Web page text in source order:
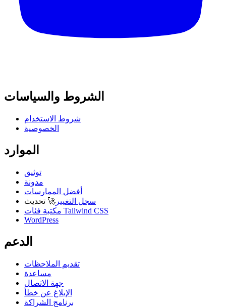
الشروط والسياسات
شروط الاستخدام
الخصوصية
الموارد
توثيق
مدونة
أفضل الممارسات
سجل التغيير 🚀 تحديث
مكتبة فئات Tailwind CSS
WordPress
الدعم
تقديم الملاحظات
مساعدة
جهة الاتصال
الإبلاغ عن خطأ
برنامج الشراكة